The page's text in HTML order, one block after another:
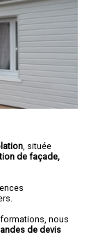
, située
de façade,
nous
de devis